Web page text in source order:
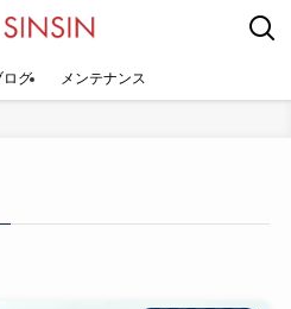
ログ メンテナンス